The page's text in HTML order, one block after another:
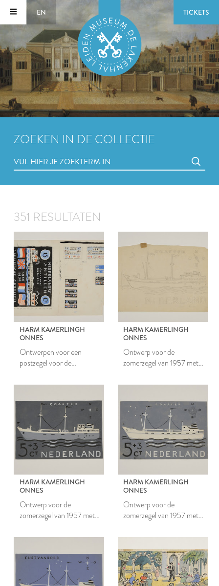
EN TICKETS
ZOEKEN IN DE COLLECTIE
351 RESULTATEN
HARM KAMERLINGH
ONNES
Ontwerpen voor een
postzegel voor de
HARM KAMERLINGH
ONNES
Ontwerp voor de
zomerzegel van 1957 met
HARM KAMERLINGH
ONNES
Ontwerp voor de
zomerzegel van 1957 met
HARM KAMERLINGH
ONNES
Ontwerp voor de
zomerzegel van 1957 met